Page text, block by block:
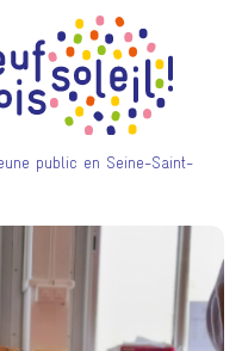
public en Seine-Saint-